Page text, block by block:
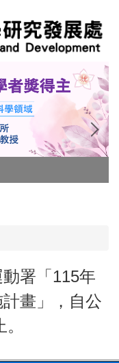
署「115年
畫」，自公